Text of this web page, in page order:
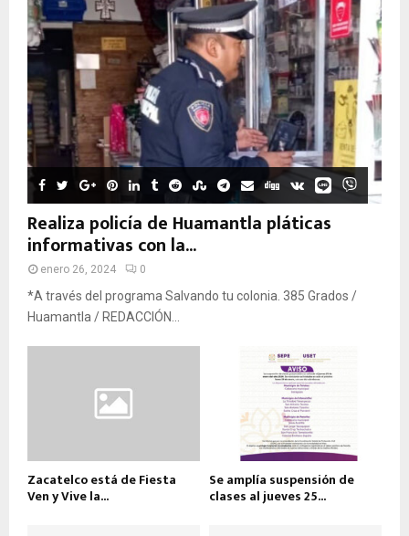
Realiza policía de Huamantla pláticas
informativas con la...
enero 26, 2024 0
*A través del programa Salvando tu colonia. 385 Grados /
Huamantla / REDACCIÓN...
Zacatelco está de Fiesta
Ven y Vive la...
Se amplía suspensión de
clases al jueves 25...